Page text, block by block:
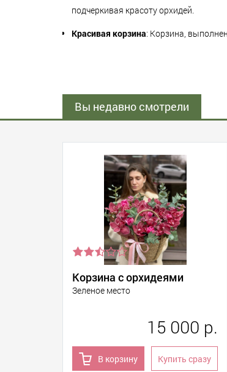
подчеркивая красоту орхидей.
Красивая корзина: Корзина,
Вы недавно смотрели
Корзина с орхидеями
Зеленое место
15 000 р.
В корзину Купить сразу